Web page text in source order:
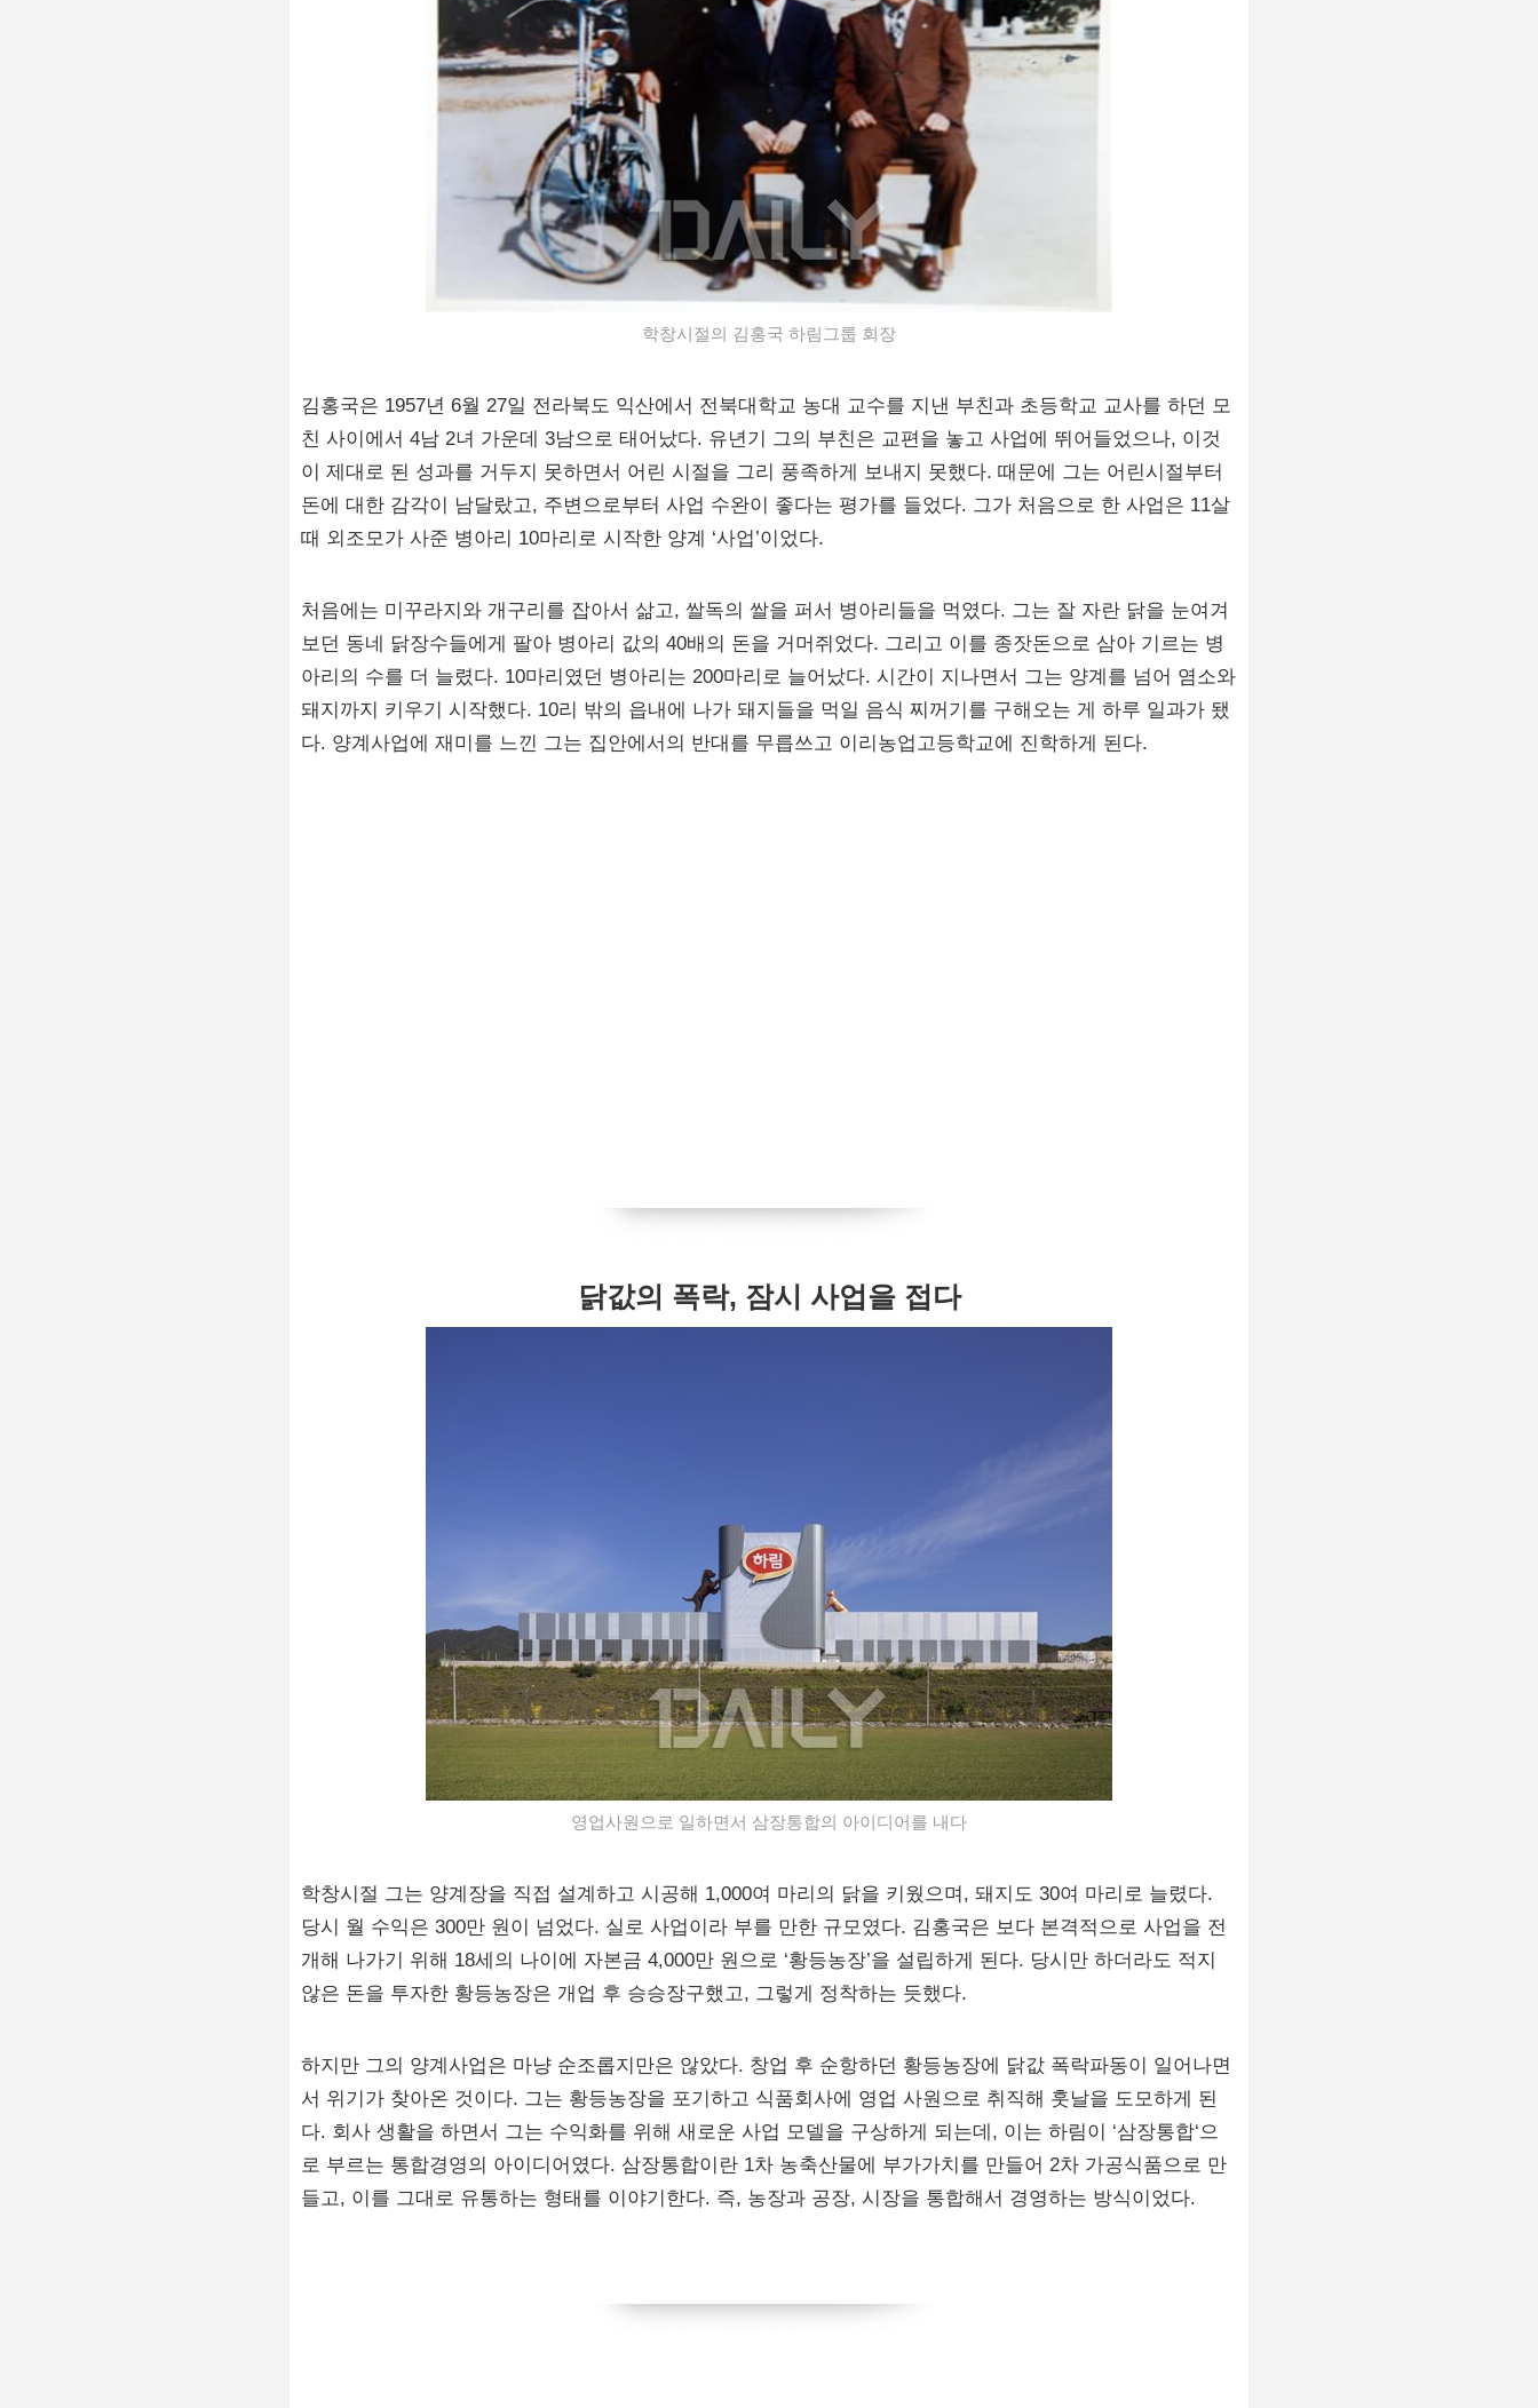
학창시절의 김홍국 하림그룹 회장
김홍국은 1957년 6월 27일 전라북도 익산에서 전북대학교 농대 교수를 지낸 부친과 초등학교 교사를 하던 모
친 사이에서 4남 2녀 가운데 3남으로 태어났다. 유년기 그의 부친은 교편을 놓고 사업에 뛰어들었으나, 이것
이 제대로 된 성과를 거두지 못하면서 어린 시절을 그리 풍족하게 보내지 못했다. 때문에 그는 어린시절부터
돈에 대한 감각이 남달랐고, 주변으로부터 사업 수완이 좋다는 평가를 들었다. 그가 처음으로 한 사업은 11살
때 외조모가 사준 병아리 10마리로 시작한 양계 ‘사업’이었다.
처음에는 미꾸라지와 개구리를 잡아서 삶고, 쌀독의 쌀을 퍼서 병아리들을 먹였다. 그는 잘 자란 닭을 눈여겨
보던 동네 닭장수들에게 팔아 병아리 값의 40배의 돈을 거머쥐었다. 그리고 이를 종잣돈으로 삼아 기르는 병
아리의 수를 더 늘렸다. 10마리였던 병아리는 200마리로 늘어났다. 시간이 지나면서 그는 양계를 넘어 염소와
돼지까지 키우기 시작했다. 10리 밖의 읍내에 나가 돼지들을 먹일 음식 찌꺼기를 구해오는 게 하루 일과가 됐
다. 양계사업에 재미를 느낀 그는 집안에서의 반대를 무릅쓰고 이리농업고등학교에 진학하게 된다.
닭값의 폭락, 잠시 사업을 접다
영업사원으로 일하면서 삼장통합의 아이디어를 내다
학창시절 그는 양계장을 직접 설계하고 시공해 1,000여 마리의 닭을 키웠으며, 돼지도 30여 마리로 늘렸다.
당시 월 수익은 300만 원이 넘었다. 실로 사업이라 부를 만한 규모였다. 김홍국은 보다 본격적으로 사업을 전
개해 나가기 위해 18세의 나이에 자본금 4,000만 원으로 ‘황등농장’을 설립하게 된다. 당시만 하더라도 적지
않은 돈을 투자한 황등농장은 개업 후 승승장구했고, 그렇게 정착하는 듯했다.
하지만 그의 양계사업은 마냥 순조롭지만은 않았다. 창업 후 순항하던 황등농장에 닭값 폭락파동이 일어나면
서 위기가 찾아온 것이다. 그는 황등농장을 포기하고 식품회사에 영업 사원으로 취직해 훗날을 도모하게 된
다. 회사 생활을 하면서 그는 수익화를 위해 새로운 사업 모델을 구상하게 되는데, 이는 하림이 ‘삼장통합‘으
로 부르는 통합경영의 아이디어였다. 삼장통합이란 1차 농축산물에 부가가치를 만들어 2차 가공식품으로 만
들고, 이를 그대로 유통하는 형태를 이야기한다. 즉, 농장과 공장, 시장을 통합해서 경영하는 방식이었다.